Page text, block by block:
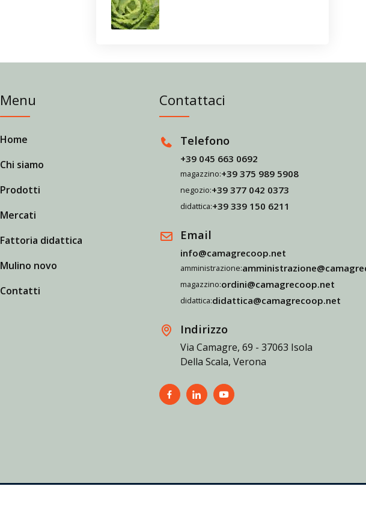
Menu
Home
Chi siamo
Prodotti
Mercati
Fattoria didattica
Mulino novo
Contatti
Contattaci
Telefono
+39 045 663 0692
magazzino:+39 375 989 5908
negozio:+39 377 042 0373
didattica:+39 339 150 6211
Email
info@camagrecoop.net
amministrazione:
magazzino:ordini@camagrecoop.net
didattica:didattica@camagrecoop.net
Indirizzo
Via Camagre, 69 - 37063 Isola
Della Scala, Verona